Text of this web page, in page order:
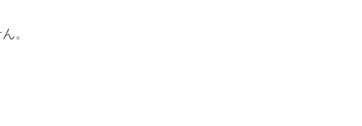
。